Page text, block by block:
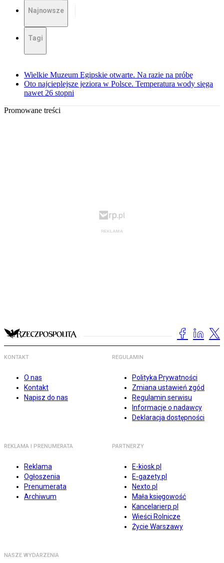
Najnowsze
Tagi
Wielkie Muzeum Egipskie otwarte. Na razie na próbę
Oto najcieplejsze jeziora w Polsce. Temperatura wody sięga
nawet 26 stopni
Promowane treści
KONTAKT
O nas
Kontakt
Napisz do nas
REGULAMIN
Polityka Prywatności
Zmiana ustawień zgód
Regulamin serwisu
Informacje o nadawcy
Deklaracja dostępności
REKLAMA I PRENUMERATA
Reklama
Ogłoszenia
Prenumerata
Archiwum
PARTNERZY
E-kiosk.pl
E-gazety.pl
Nexto.pl
Mała księgowość
Kancelarierp.pl
Wieści Rolnicze
Życie Warszawy
NASZE WYDARZENIA